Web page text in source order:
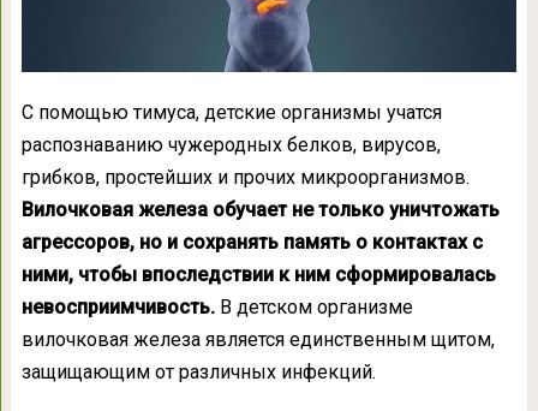
С помощью тимуса, детские организмы учатся
распознаванию чужеродных белков, вирусов,
грибков, простейших и прочих микроорганизмов.
Вилочковая железа обучает не только уничтожать
агрессоров, но и сохранять память о контактах с
ними, чтобы впоследствии к ним сформировалась
невосприимчивость.В детском организме
вилочковая железа является единственным щитом,
защищающим от различных инфекций.